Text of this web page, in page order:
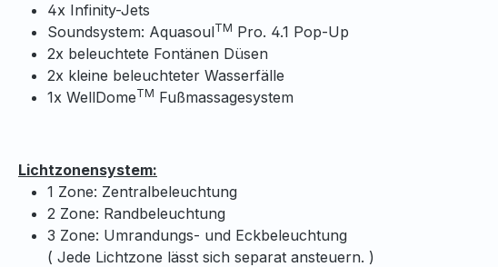
4x Infinity-Jets
Soundsystem: AquasoulTM Pro. 4.1 Pop-Up
2x beleuchtete Fontänen Düsen
2x kleine beleuchteter Wasserfälle
1x WellDomeTM Fußmassagesystem
Lichtzonensystem:
1 Zone: Zentralbeleuchtung
2 Zone: Randbeleuchtung
3 Zone: Umrandungs- und Eckbeleuchtung
( Jede Lichtzone lässt sich separat ansteuern. )